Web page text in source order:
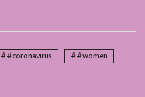
##coronavirus
##women